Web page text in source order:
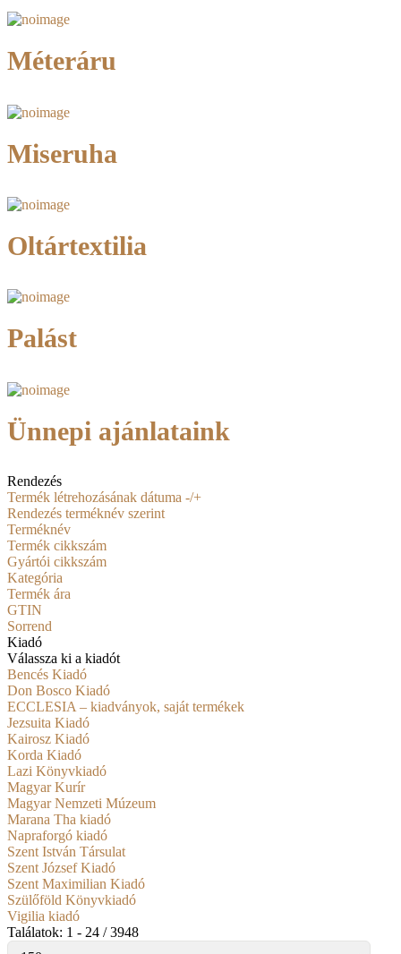
Méteráru
Miseruha
Oltártextilia
Palást
Ünnepi ajánlataink
Rendezés
Termék létrehozásának dátuma -/+
Rendezés terméknév szerint
Terméknév
Termék cikkszám
Gyártói cikkszám
Kategória
Termék ára
GTIN
Sorrend
Kiadó
Válassza ki a kiadót
Bencés Kiadó
Don Bosco Kiadó
ECCLESIA – kiadványok, saját termékek
Jezsuita Kiadó
Kairosz Kiadó
Korda Kiadó
Lazi Könyvkiadó
Magyar Kurír
Magyar Nemzeti Múzeum
Marana Tha kiadó
Napraforgó kiadó
Szent István Társulat
Szent József Kiadó
Szent Maximilian Kiadó
Szülőföld Könyvkiadó
Vigilia kiadó
Találatok: 1 - 24 / 3948